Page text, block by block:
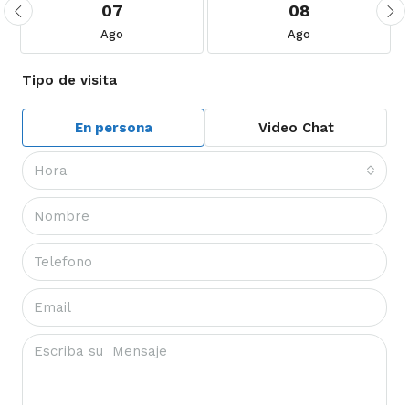
07
Ago
08
Ago
Tipo de visita
En persona Video Chat
Hora